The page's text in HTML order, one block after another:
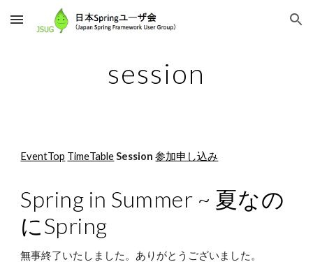
Skip to main content Skip to navigation
session
EventTop TimeTable Session 参加申し込み
Spring in Summer ~ 夏なの
にSpring
無事終了いたしました。ありがとうございました。